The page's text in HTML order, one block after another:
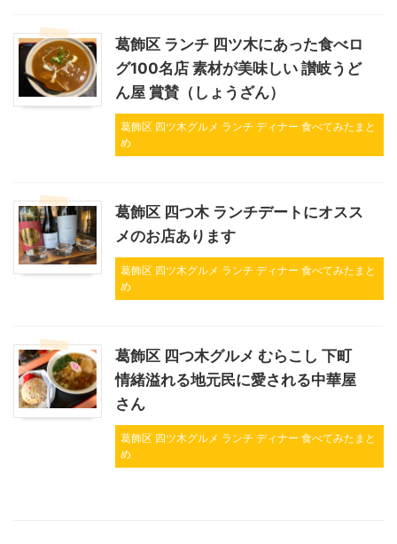
葛飾区 ランチ 四ツ木にあった食べロ
グ100名店 素材が美味しい 讃岐うど
ん屋 賞賛（しょうざん）
葛飾区 四ツ木グルメ ランチ ディナー 食べてみたまと
め
葛飾区 四つ木 ランチデートにオスス
メのお店あります
葛飾区 四ツ木グルメ ランチ ディナー 食べてみたまと
め
葛飾区 四つ木グルメ むらこし 下町
情緒溢れる地元民に愛される中華屋
さん
葛飾区 四ツ木グルメ ランチ ディナー 食べてみたまと
め